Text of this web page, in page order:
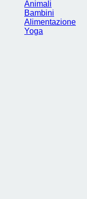
Animali
Bambini
Alimentazione
Yoga